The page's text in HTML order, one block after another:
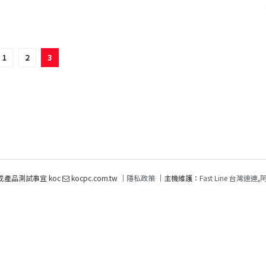
1 2 3
產品測試事宜 koc kocpc.com.tw ｜ 隱私政策 ｜主機維護： Fast Line 台灣速連,